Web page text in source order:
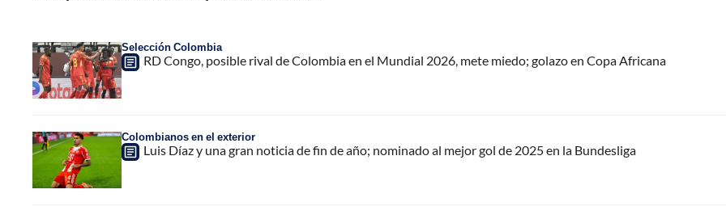
Selección Colombia
RD Congo, posible rival de Colombia en el Mundial 2026, mete miedo; golazo en Copa Africana
Colombianos en el exterior
Luis Díaz y una gran noticia de fin de año; nominado al mejor gol de 2025 en la Bundesliga